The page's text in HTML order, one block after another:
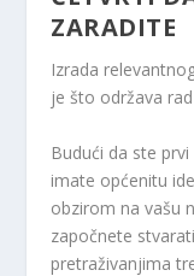
ZARADITE
Izrada
je što održava
Budući da ste
imate općenitu
obzirom na vašu
započnete
pretraživanjima